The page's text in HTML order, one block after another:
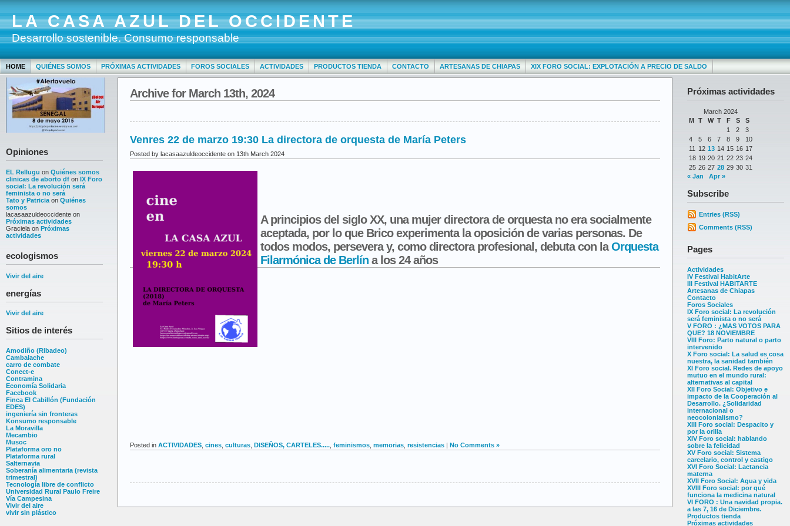
LA CASA AZUL DEL OCCIDENTE
Desarrollo sostenible. Consumo responsable
HOME QUIÉNES SOMOS PRÓXIMAS ACTIVIDADES FOROS SOCIALES ACTIVIDADES PRODUCTOS TIENDA CONTACTO ARTESANAS DE CHIAPAS XIX FORO SOCIAL: EXPLOTACIÓN A PRECIO DE SALDO
Opiniones
EL Rellugu on Quiénes somos
clinicas de aborto df on IX Foro
social: La revolución será
feminista o no será
Tato y Patricia on Quiénes
somos
lacasaazuldeoccidente on
Próximas actividades
Graciela on Próximas
actividades
ecologismos
Vivir del aire
energías
Vivir del aire
Sitios de interés
Amodiño (Ribadeo)
Cambalache
carro de combate
Conect-e
Contramina
Economía Solidaria
Facebook
Finca El Cabillón (Fundación
EDES)
ingeniería sin fronteras
Konsumo responsable
La Moravilla
Mecambio
Musoc
Plataforma oro no
Plataforma rural
Salternavia
Soberanía alimentaria (revista
trimestral)
Tecnología libre de conflicto
Universidad Rural Paulo Freire
Vía Campesina
Vivir del aire
vivir sin plástico
Próximas actividades
March 2024
M T W T F S
S
1
2
3
4
5 6 7 8 9
10
11
12 13 14 15 16 17
18 19 20 21 22 23 24
25 26 27 28 29 30 31
« Jan
Apr »
Subscribe
Entries (RSS)
Comments (RSS)
Pages
Actividades
IV Festival HabitArte
III Festival HABITARTE
Artesanas de Chiapas
Contacto
Foros Sociales
IX Foro social: La revolución
será feminista o no será
V FORO : ¿MAS VOTOS PARA
QUE? 18 NOVIEMBRE
VIII Foro: Parto natural o parto
intervenido
X Foro social: La salud es cosa
nuestra, la sanidad también
XI Foro social. Redes de apoyo
mutuo en el mundo rural:
alternativas al capital
XII Foro Social: Objetivo e
impacto de la Cooperación al
Desarrollo. ¿Solidaridad
internacional o
neocolonialismo?
XIII Foro social: Despacito y
por la orilla
XIV Foro social: hablando
sobre la felicidad
XV Foro social: Sistema
carcelario, control y castigo
XVI Foro Social: Lactancia
materna
XVII Foro Social: Agua y vida
XVIII Foro social: por qué
funciona la medicina natural
VI FORO : Una navidad propia.
a las 7, 16 de Diciembre.
Productos tienda
Próximas actividades
Archive for March 13th, 2024
Venres 22 de marzo 19:30 La directora de orquesta de María Peters
Posted by lacasaazuldeoccidente on 13th March 2024
A principios del siglo XX, una mujer directora de orquesta no era socialmente
aceptada, por lo que Brico experimenta la oposición de varias personas. De
todos modos, persevera y, como directora profesional, debuta con laOrquesta
Filarmónica de Berlín a los 24 años
Posted in ACTIVIDADES cines culturas DISEÑOS, CARTELES..... feminismos memorias resistencias | No Comments »